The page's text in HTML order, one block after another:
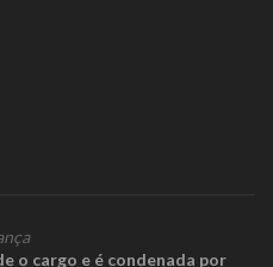
o cargo e é condenada por